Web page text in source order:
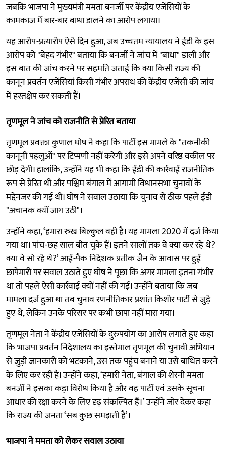
जबकि भाजपा ने मुख्यमंत्री ममता बनर्जी पर केंद्रीय एजेंसियों के
कामकाज में बार-बार बाधा डालने का आरोप लगाया।
यह आरोप-प्रत्यारोप ऐसे दिन हुआ, जब उच्चतम न्यायालय ने ईडी के इस
आरोप को "बेहद गंभीर" बताया कि बनर्जी ने जांच में "बाधा" डाली और
इस बात की जांच करने पर सहमति जताई कि क्या किसी राज्य की
कानून प्रवर्तन एजेंसियां ​​किसी गंभीर अपराध की केंद्रीय एजेंसी की जांच
में हस्तक्षेप कर सकती हैं।
तृणमूल ने जांच को राजनीति से प्रेरित बताया
तृणमूल प्रवक्ता कुणाल घोष ने कहा कि पार्टी इस मामले के "तकनीकी
कानूनी पहलुओं" पर टिप्पणी नहीं करेगी और इसे अपने वरिष्ठ वकील पर
छोड़ देगी। हालांकि, उन्होंने यह भी कहा कि ईडी की कार्रवाई राजनीतिक
रूप से प्रेरित थी और पश्चिम बंगाल में आगामी विधानसभा चुनावों के
मद्देनजर की गई थी। घोष ने सवाल उठाया कि चुनाव से ठीक पहले ईडी
"अचानक क्यों जाग उठी"।
उन्होंने कहा, ‘हमारा रुख बिल्कुल वही है। यह मामला 2020 में दर्ज किया
गया था। पांच-छह साल बीत चुके हैं। इतने सालों तक वे क्या कर रहे थे?
क्या वे सो रहे थे?’ आई-पैक निदेशक प्रतीक जैन के आवास पर हुई
छापेमारी पर सवाल उठाते हुए घोष ने पूछा कि अगर मामला इतना गंभीर
था तो पहले ऐसी कार्रवाई क्यों नहीं की गई। उन्होंने बताया कि जब
मामला दर्ज हुआ था तब चुनाव रणनीतिकार प्रशांत किशोर पार्टी से जुड़े
हुए थे, लेकिन उनके परिसर पर कभी छापा नहीं मारा गया।
तृणमूल नेता ने केंद्रीय एजेंसियों के दुरुपयोग का आरोप लगाते हुए कहा
कि भाजपा प्रवर्तन निदेशालय का इस्तेमाल तृणमूल की चुनावी अभियान
से जुड़ी जानकारी को भटकाने, उस तक पहुंच बनाने या उसे बाधित करने
के लिए कर रही है। उन्होंने कहा, ‘हमारी नेता, बंगाल की शेरनी ममता
बनर्जी ने इसका कड़ा विरोध किया है और वह पार्टी एवं उसके सूचना
आधार की रक्षा करने के लिए दृढ़ संकल्पित हैं।’ उन्होंने जोर देकर कहा
कि राज्य की जनता ‘सब कुछ समझती है’।
भाजपा ने ममता को लेकर सवाल उठाया